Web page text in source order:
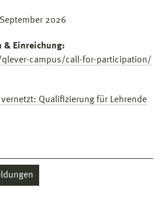
2026
& Einreichung:
campus/call-for-participation/
vernetzt: Qualifizierung für Lehrende